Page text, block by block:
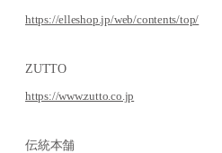
https://elleshop.jp/web/contents/top/
ZUTTO
https://www.zutto.co.jp
伝統本舗